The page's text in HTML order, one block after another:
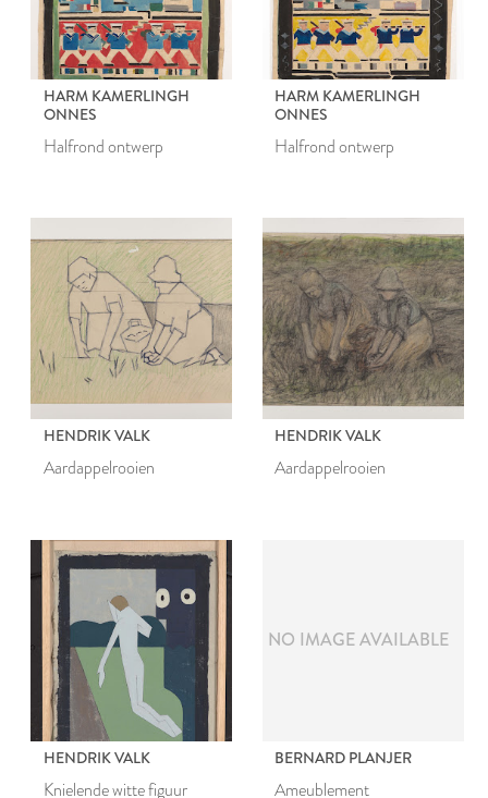
HARM KAMERLINGH
ONNES
Halfrond ontwerp
HARM KAMERLINGH
ONNES
Halfrond ontwerp
HENDRIK VALK
Aardappelrooien
HENDRIK VALK
Aardappelrooien
HENDRIK VALK
Knielende witte figuur
NO IMAGE AVAILABLE
BERNARD PLANJER
Ameublement